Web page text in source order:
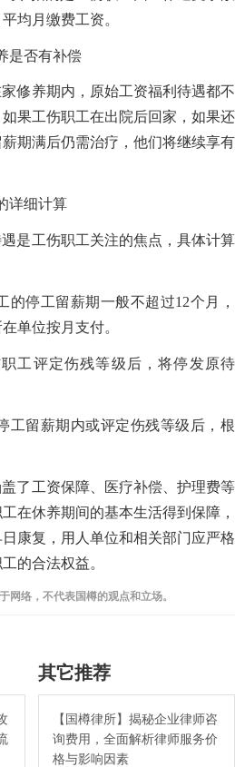
均月缴费工资。
是否有补偿
修养期内，原始工资福利待遇都不
果工伤职工在出院后回家，如果还
期满后仍需治疗，他们将继续享有
详细计算
是工伤职工关注的焦点，具体计算
的停工留薪期一般不超过12个月，
单位按月支付。
工评定伤残等级后，将停发原待
工留薪期内或评定伤残等级后，根
了工资保障、医疗补偿、护理费等
在休养期间的基本生活得到保障，
康复，用人单位和相关部门应严格
的合法权益。
网络，不代表国樽的观点和立场。
其它推荐
【国樽律所】揭秘企业律师咨
询费用，全面解析律师服务价
格与影响因素